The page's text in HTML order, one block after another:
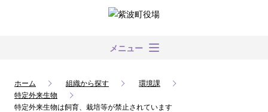
メニュー
ホーム 組織から探す
環境課
特定外来生物
特定外来生物は飼育、栽培等が禁止されています